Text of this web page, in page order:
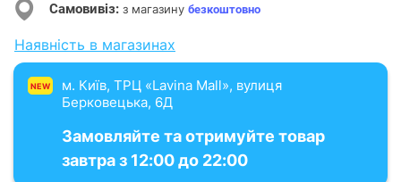
Самовивіз: з магазину безкоштовно
Наявність в магазинах
NEW
м. Київ, ТРЦ «Lavina Mall», вулиця
Берковецька, 6Д
Замовляйте та отримуйте товар
завтра з 12:00 до 22:00